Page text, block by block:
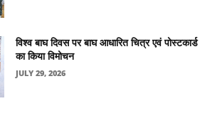
विश्व बाघ दिवस पर बाघ आधारित चित्र एवं पोस्टकार्ड
का किया विमोचन
JULY 29, 2026